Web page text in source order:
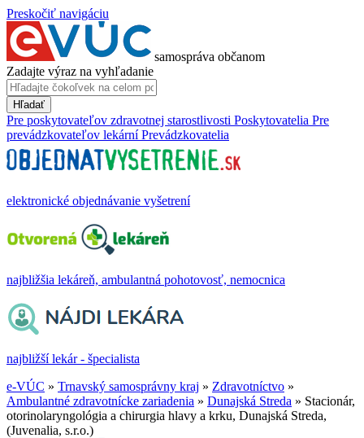
Preskočiť navigáciu
samospráva občanom
Zadajte výraz na vyhľadanie
Hľadať
Pre poskytovateľov zdravotnej starostlivosti Poskytovatelia Pre
prevádzkovateľov lekární Prevádzkovatelia
elektronické objednávanie vyšetrení
najbližšia lekáreň, ambulantná pohotovosť, nemocnica
najbližší lekár - špecialista
e-VÚC » Trnavský samosprávny kraj » Zdravotníctvo »
Ambulantné zdravotnícke zariadenia » Dunajská Streda » Stacionár,
otorinolaryngológia a chirurgia hlavy a krku, Dunajská Streda,
(Juvenalia, s.r.o.)